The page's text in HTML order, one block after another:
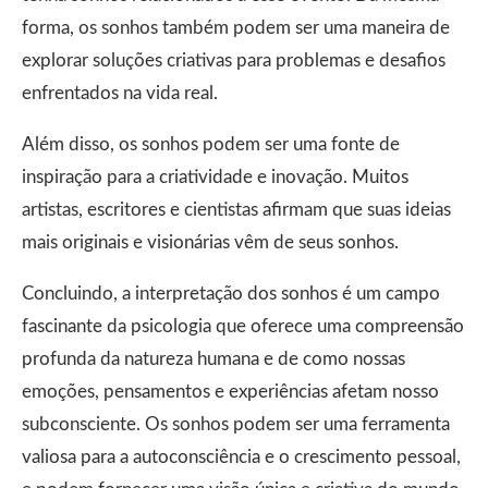
forma, os sonhos também podem ser uma maneira de
explorar soluções criativas para problemas e desafios
enfrentados na vida real.
Além disso, os sonhos podem ser uma fonte de
inspiração para a criatividade e inovação. Muitos
artistas, escritores e cientistas afirmam que suas ideias
mais originais e visionárias vêm de seus sonhos.
Concluindo, a interpretação dos sonhos é um campo
fascinante da psicologia que oferece uma compreensão
profunda da natureza humana e de como nossas
emoções, pensamentos e experiências afetam nosso
subconsciente. Os sonhos podem ser uma ferramenta
valiosa para a autoconsciência e o crescimento pessoal,